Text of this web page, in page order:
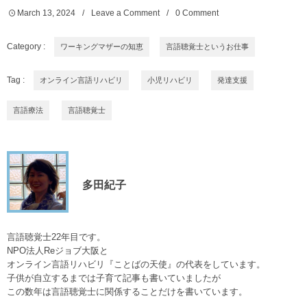
March 13 ,2024 Leave a Comment 0 Comment
Category : ワーキングマザーの知恵 言語聴覚士というお仕事
Tag : オンライン言語リハビリ 小児リハビリ 発達支援
言語療法 言語聴覚士
多田紀子
言語聴覚士22年目です。
NPO法人Reジョブ大阪と
オンライン言語リハビリ『ことばの天使』の代表をしています。
子供が自立するまでは子育て記事も書いていましたが
この数年は言語聴覚士に関係することだけを書いています。